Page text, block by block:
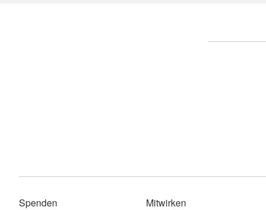
Spenden
Mitwirken